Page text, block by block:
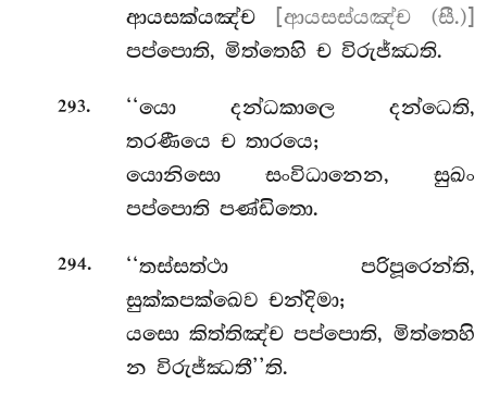
ආයසක්යඤ්ච
[ආයසස්යඤ්ච (සී.)]
පප්පොති, මිත්තෙහි ච විරුජ්ඣති.
293.
‘‘යො දන්ධකාලෙ දන්ධෙති,
තරණීයෙ ච තාරයෙ;
යොනිසො සංවිධානෙන, සුඛං
පප්පොති පණ්ඩිතො.
294.
‘‘තස්සත්ථා පරිපූරෙන්ති,
සුක්කපක්ඛෙව චන්දිමා;
යසො කිත්තිඤ්ච පප්පොති, මිත්තෙහි
න විරුජ්ඣතී’’ති.